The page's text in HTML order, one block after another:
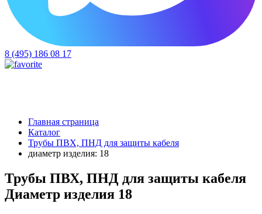
8 (495) 186 08 17
Главная страница
Каталог
Трубы ПВХ, ПНД для защиты кабеля
диаметр изделия: 18
Трубы ПВХ, ПНД для защиты кабеля
Диаметр изделия 18